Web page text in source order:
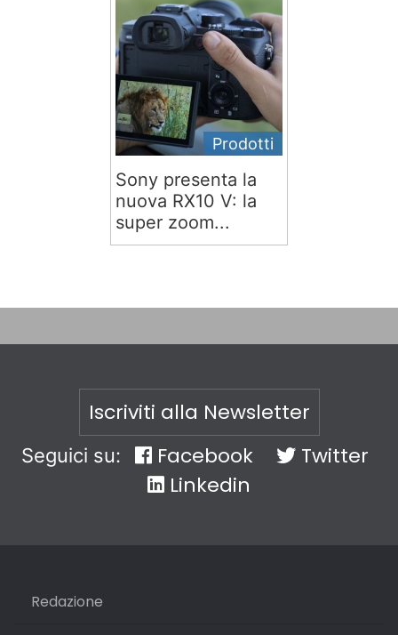
Prodotti
Sony presenta la
nuova RX10 V: la
super zoom...
Iscriviti alla Newsletter
Seguici su: Facebook
Twitter
Linkedin
Redazione